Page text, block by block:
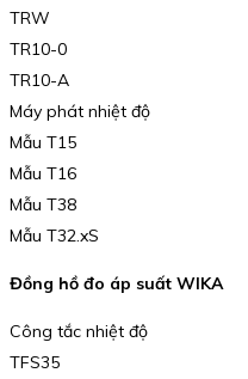
TRW
TR10-0
TR10-A
Máy phát nhiệt độ
Mẫu T15
Mẫu T16
Mẫu T38
Mẫu T32.xS
Đồng hồ đo áp suất WIKA
Công tắc nhiệt độ
TFS35